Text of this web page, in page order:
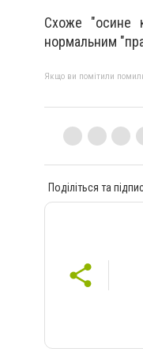
Схоже "осине
нормальним
Якщо ви помітили
Поділіться та